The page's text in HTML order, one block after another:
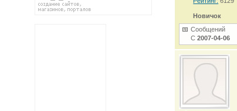
Новичок
Сообщений
С2007-04-06